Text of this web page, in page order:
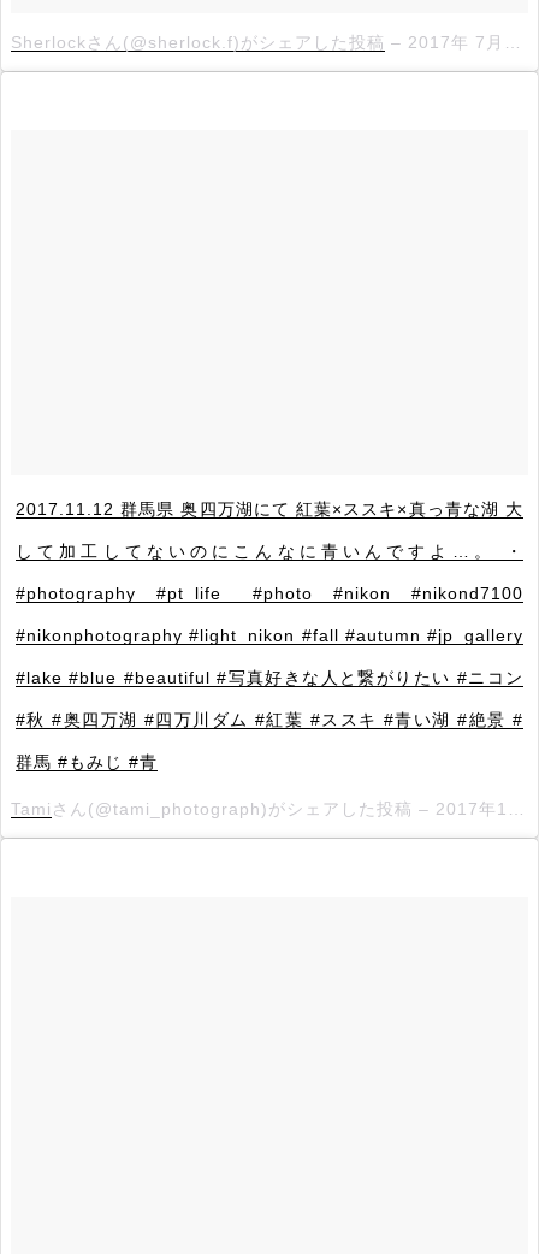
Sherlockさん(@sherlock.f)がシェアした投稿 – 2017年 7月月12日午前10時38分PDT
2017.11.12 群馬県 奥四万湖にて 紅葉×ススキ×真っ青な湖 大
して加工してないのにこんなに青いんですよ…。 ・
#photography #pt_life_ #photo #nikon #nikond7100
#nikonphotography #light_nikon #fall #autumn #jp_gallery
#lake #blue #beautiful #写真好きな人と繋がりたい #ニコン
#秋 #奥四万湖 #四万川ダム #紅葉 #ススキ #青い湖 #絶景 #
群馬 #もみじ #青
Tami さん(@tami_photograph)がシェアした投稿 – 2017年11月月13日午後9時16分PST